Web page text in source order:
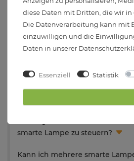
Häufig gestellte Kundenfragen
Mit welchen Apps lassen sich
smarte Lampe zu steuern?
Kann ich mehrere smarte
diese Daten mit Dritten, die wir
Die Datenverarbeitung kann mit
einzuwilligen und die
Daten in unserer
Essenziell Statistik